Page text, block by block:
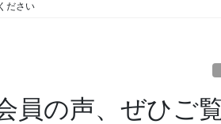
ださい
の声、ぜひご覧